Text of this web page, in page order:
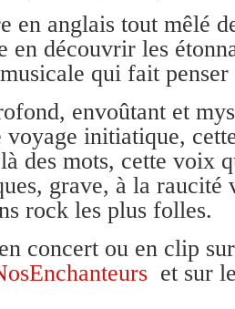
en anglais tout mêlé
en découvrir les
qui fait penser
envoûtant et
voyage initiatique,
des mots, cette voix
grave, à la raucité
rock les plus folles.
concert ou en clip
et sur